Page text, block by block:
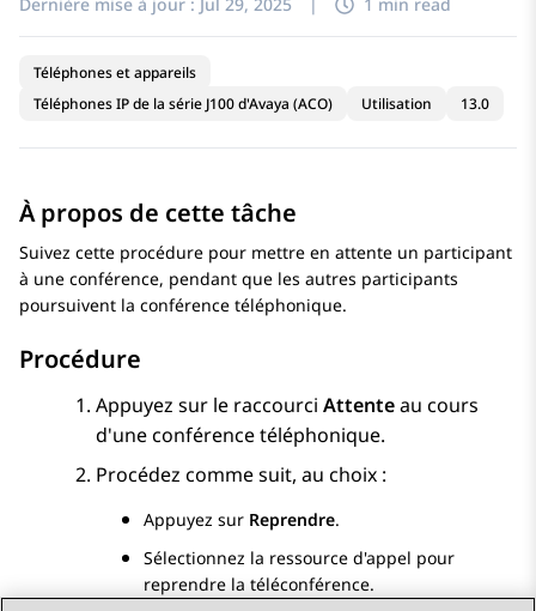
Téléphones et appareils
Téléphones IP de la série J100 d'Avaya (ACO)
Utilisation 13.0
À propos de cette tâche
Suivez cette procédure pour mettre en attente un participant
à une conférence, pendant que les autres participants
poursuivent la conférence téléphonique.
Procédure
Appuyez sur le raccourci Attenteau cours
d'une conférence téléphonique.
Procédez comme suit, au choix :
Appuyez sur Reprendre.
Sélectionnez la ressource d'appel pour
reprendre la téléconférence.